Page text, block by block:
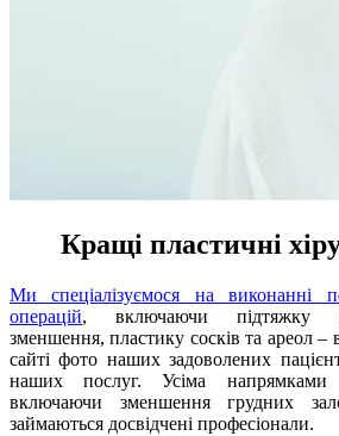
Кращі пластичні
Ми спеціалізуємося на виконанні
операцій, включаючи підтяжку
зменшення, пластику сосків та ареол
сайті фото наших задоволених
наших послуг. Усіма напрямками
включаючи зменшення грудних
займаються досвідчені професіонали.